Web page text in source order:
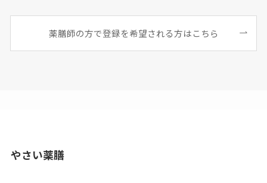
薬膳師の方で登録を希望される方はこちら
やさい薬膳